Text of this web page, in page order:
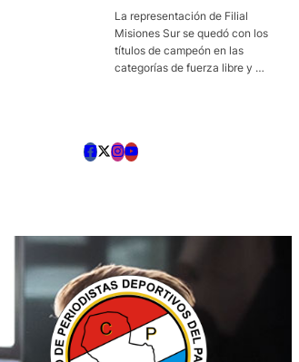
La representación de Filial
Misiones Sur se quedó con los
títulos de campeón en las
categorías de fuerza libre y …